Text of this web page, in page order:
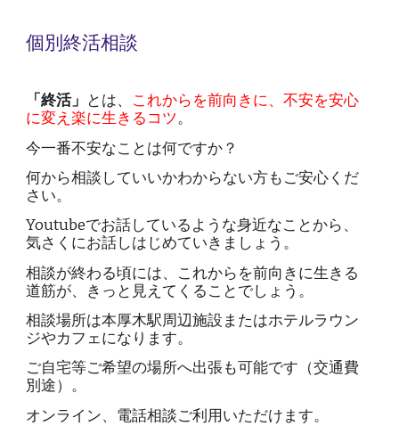
個別終活相談
「終活」 とは、 これからを前向きに、不安を安心
に変え楽に生きるコツ。
今一番不安なことは何ですか？
何から相談していいかわからない方もご安心くだ
さい。
Youtubeでお話しているような身近なことから、
気さくにお話しはじめていきましょう。
相談が終わる頃には、これからを前向きに生きる
道筋が、きっと見えてくることでしょう。
相談場所は本厚木駅周辺施設またはホテルラウン
ジやカフェになります。
ご自宅等ご希望の場所へ出張も可能です（交通費
別途）。
オンライン、電話相談ご利用いただけます。